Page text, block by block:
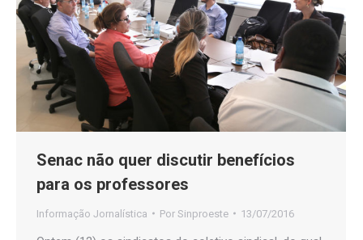
Senac não quer discutir benefícios
para os professores
Informação Jornalística Por Sinproeste 13/07/2016